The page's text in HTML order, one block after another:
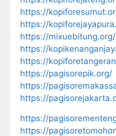
https://
https://
https://mixuebitung.org/
https://
https://
https://pagisorepik.org/
https://
https://
https://
https://